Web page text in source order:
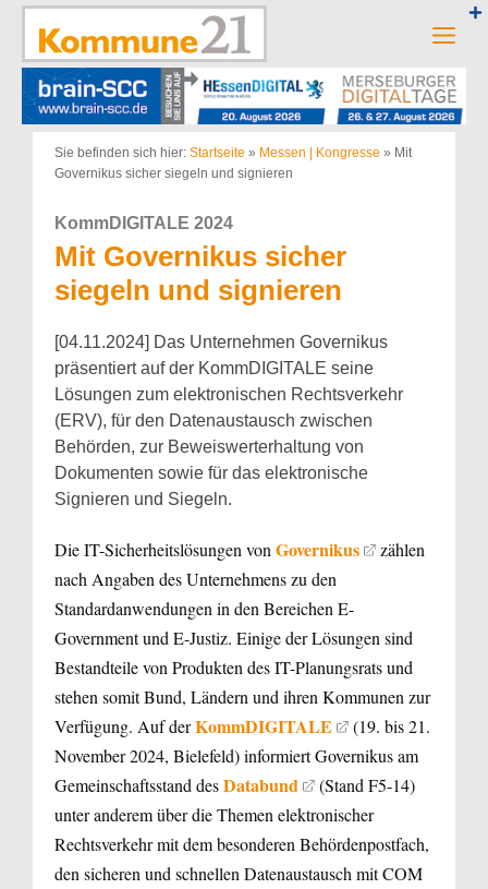
Zum
springen
Sie befinden sich hier: Startseite » Messen | Kongresse » Mit
Governikus sicher siegeln und signieren
KommDIGITALE 2024
Mit Governikus sicher
siegeln und signieren
[04.11.2024] Das Unternehmen Governikus
präsentiert auf der KommDIGITALE seine
Lösungen zum elektronischen Rechtsverkehr
(ERV), für den Datenaustausch zwischen
Behörden, zur Beweiswerterhaltung von
Dokumenten sowie für das elektronische
Signieren und Siegeln.
Die IT-Sicherheitslösungen vonGovernikus
zählen
nach Angaben des Unternehmens zu den
Standardanwendungen in den Bereichen E-
Government und E-Justiz. Einige der Lösungen sind
Bestandteile von Produkten des IT-Planungsrats und
stehen somit Bund, Ländern und ihren Kommunen zur
Verfügung. Auf derKommDIGITALE
(19. bis 21.
November 2024, Bielefeld) informiert Governikus am
Gemeinschaftsstand desDatabund
(Stand F5-14)
unter anderem über die Themen elektronischer
Rechtsverkehr mit dem besonderen Behördenpostfach,
den sicheren und schnellen Datenaustausch mit COM